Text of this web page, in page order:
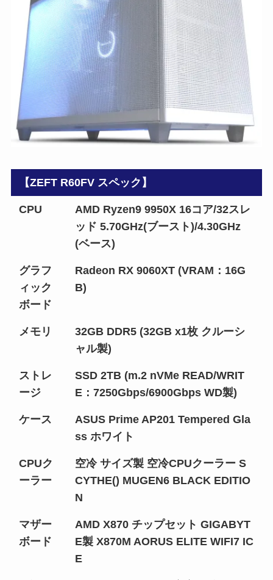
【ZEFT R60FV スペック】
CPU
AMD Ryzen9 9950X 16コア/32スレ
ッド 5.70GHz(ブースト)/4.30GHz
(ベース)
グラフ
ィック
ボード
Radeon RX 9060XT (VRAM：16G
B)
メモリ
32GB DDR5 (32GB x1枚 クルーシ
ャル製)
ストレ
ージ
SSD 2TB (m.2 nVMe READ/WRIT
E：7250Gbps/6900Gbps WD製)
ケース
ASUS Prime AP201 Tempered Gla
ss ホワイト
CPUク
ーラー
空冷 サイズ製 空冷CPUクーラー S
CYTHE() MUGEN6 BLACK EDITIO
N
マザー
ボード
AMD X870 チップセット GIGABYT
E製 X870M AORUS ELITE WIFI7 IC
E